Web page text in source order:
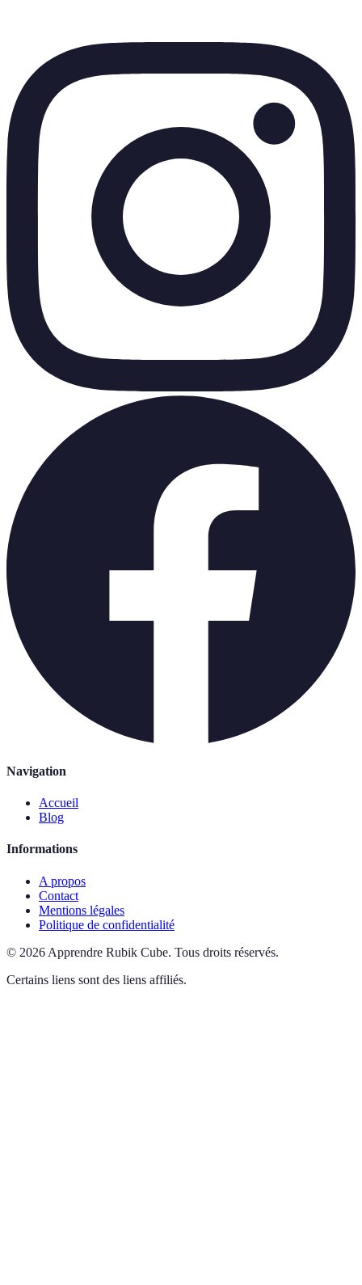
Navigation
Accueil
Blog
Informations
A propos
Contact
Mentions légales
Politique de confidentialité
© 2026 Apprendre Rubik Cube. Tous droits réservés.
Certains liens sont des liens affiliés.